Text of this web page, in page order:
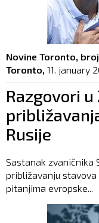
Novine Toronto, broj
Toronto, 11. january
Razgovori
Rusije
Sastanak zvaničnika
približavanju
pitanjima evropske...